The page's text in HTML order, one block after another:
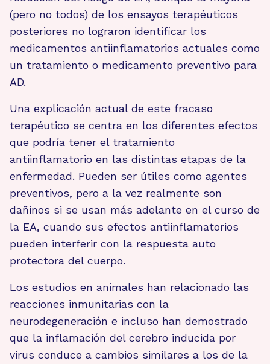
(pero no todos) de los ensayos terapéuticos
posteriores no lograron identificar los
medicamentos antiinflamatorios actuales como
un tratamiento o medicamento preventivo para
AD.
Una explicación actual de este fracaso
terapéutico se centra en los diferentes efectos
que podría tener el tratamiento
antiinflamatorio en las distintas etapas de la
enfermedad. Pueden ser útiles como agentes
preventivos, pero a la vez realmente son
dañinos si se usan más adelante en el curso de
la EA, cuando sus efectos antiinflamatorios
pueden interferir con la respuesta auto
protectora del cuerpo.
Los estudios en animales han relacionado las
reacciones inmunitarias con la
neurodegeneración e incluso han demostrado
que la inflamación del cerebro inducida por
virus conduce a cambios similares a los de la